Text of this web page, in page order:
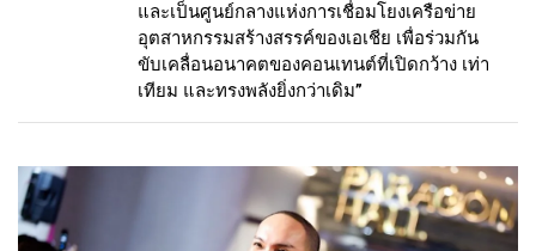
และเป็นศูนย์กลางแห่งการเชื่อมโยงเครือข่าย
อุตสาหกรรมสร้างสรรค์ของเอเชีย เพื่อร่วมกัน
ขับเคลื่อนอนาคตของคอนเทนต์ที่เปิดกว้าง เท่า
เทียม และทรงพลังยิ่งกว่าเดิม”